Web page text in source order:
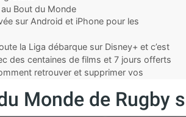
Bout du Monde
sur Android et iPhone pour les
la Liga débarque sur Disney+ et c’est
des centaines de films et 7 jours offerts
retrouver et supprimer vos
Monde de Rugby